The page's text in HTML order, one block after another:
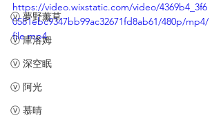
ⓥ 夢野薰草
ⓥ 庫洛姆
ⓥ 深空眠
ⓥ 阿光
ⓥ 慕晴
https://video.wixstatic.com/video/4369b4_3f6
0581ebc9347bb99ac32671fd8ab61/480p/mp4/
file.mp4